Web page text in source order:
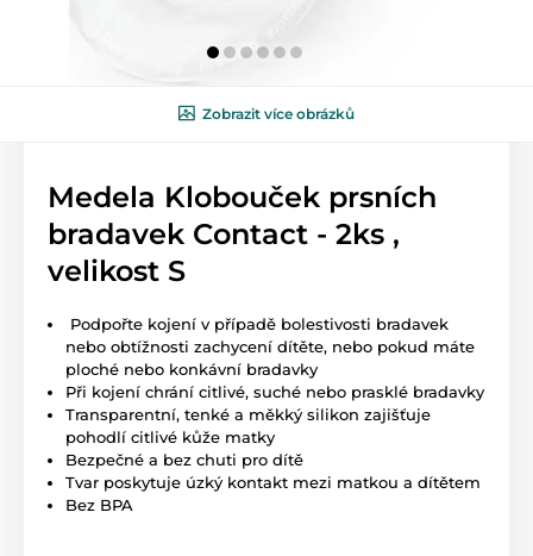
Zobrazit více obrázků
Medela Klobouček prsních
bradavek Contact - 2ks ,
velikost S
Podpořte kojení v případě bolestivosti bradavek
nebo obtížnosti zachycení dítěte, nebo pokud máte
ploché nebo konkávní bradavky
Při kojení chrání citlivé, suché nebo prasklé bradavky
Transparentní, tenké a měkký silikon zajišťuje
pohodlí citlivé kůže matky
Bezpečné a bez chuti pro dítě
Tvar poskytuje úzký kontakt mezi matkou a dítětem
Bez BPA